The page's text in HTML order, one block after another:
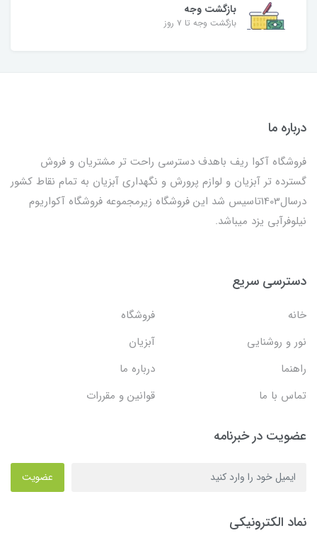
بازگشت وجه
بازگشت وجه تا ۷ روز
درباره ما
فروشگاه آکوا ریف باهدف دسترسی راحت تر مشتریان و فروش
گسترده تر آبزیان و لوازم پرورش و نگهداری آبزیان به تمام نقاط کشور
درسال1403تاسیس شد این فروشگاه زیرمجموعه فروشگاه آکواریوم
نیلوفرآبی یزد میباشد.
دسترسی سریع
خانه
فروشگاه
نور و روشنایی
آبزیان
راهنما
درباره ما
تماس با ما
قوانین و مقررات
عضویت در خبرنامه
عضویت
نماد الکترونیکی